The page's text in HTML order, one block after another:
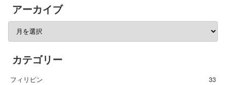
アーカイブ
カテゴリー
フィリピン
33